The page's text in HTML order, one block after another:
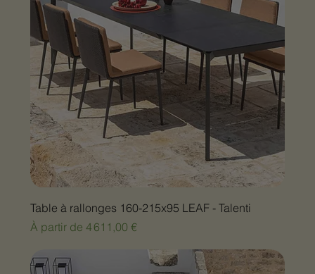
Table à rallonges 160-215x95 LEAF - Talenti
À partir de 4 611,00 €
Prix promotionnel